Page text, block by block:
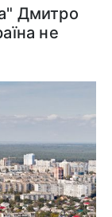
Дмитро
не